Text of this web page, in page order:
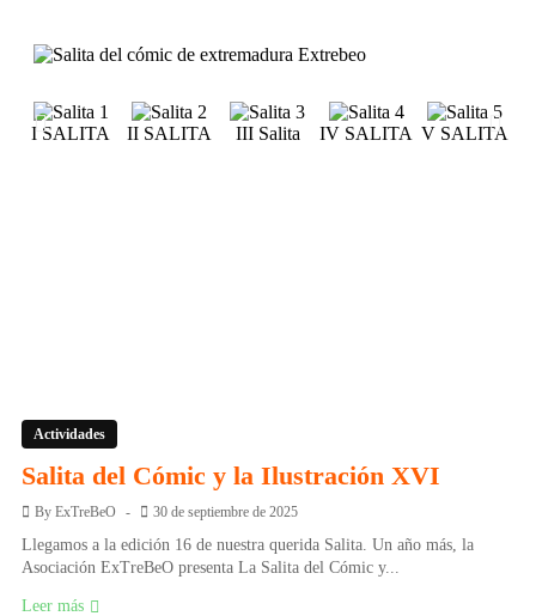
I SALITA II SALITA III Salita IV SALITA V SALITA
Actividades
Salita del Cómic y la Ilustración XVI
By ExTreBeO 30 de septiembre de 2025
Llegamos a la edición 16 de nuestra querida Salita. Un año más, la
Asociación ExTreBeO presenta La Salita del Cómic y...
Leer más